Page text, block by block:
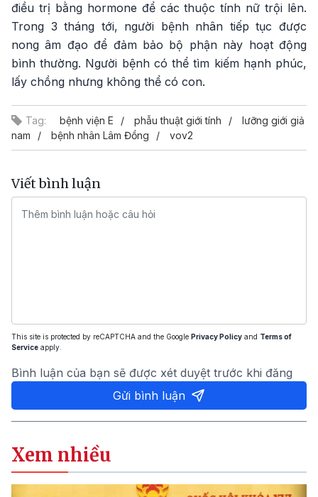
điều trị bằng hormone để các thuộc tính nữ trội lên.
Trong 3 tháng tới, người bệnh nhân tiếp tục được
nong âm đạo để đảm bảo bộ phận này hoạt động
bình thường. Người bệnh có thể tìm kiếm hạnh phúc,
lấy chồng nhưng không thể có con.
Tag: bệnh viện E phẫu thuật giới tính
lưỡng giới giả
nam
bệnh nhân Lâm Đồng vov2
Viết bình luận
This site is protected by reCAPTCHA and the Google Privacy Policy and Terms of
Service apply.
Bình luận của bạn sẽ được xét duyệt trước khi đăng
Gửi bình luận
Xem nhiều